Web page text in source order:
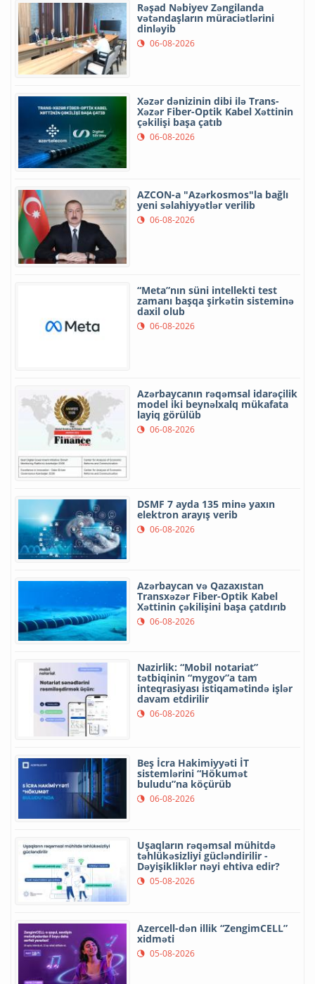
Rəşad Nəbiyev Zəngilanda
vətəndaşların müraciətlərini
dinləyib
06-08-2026
Xəzər dənizinin dibi ilə Trans-
Xəzər Fiber-Optik Kabel Xəttinin
çəkilişi başa çatıb
06-08-2026
AZCON-a "Azərkosmos"la bağlı
yeni səlahiyyətlər verilib
06-08-2026
“Meta”nın süni intellekti test
zamanı başqa şirkətin sisteminə
daxil olub
06-08-2026
Azərbaycanın rəqəmsal idarəçilik
model iki beynəlxalq mükafata
layiq görülüb
06-08-2026
DSMF 7 ayda 135 minə yaxın
elektron arayış verib
06-08-2026
Azərbaycan və Qazaxıstan
Transxəzər Fiber-Optik Kabel
Xəttinin çəkilişini başa çatdırıb
06-08-2026
Nazirlik: “Mobil notariat”
tətbiqinin “mygov”a tam
inteqrasiyası istiqamətində işlər
davam etdirilir
06-08-2026
Beş İcra Hakimiyyəti İT
sistemlərini “Hökumət
buludu”na köçürüb
06-08-2026
Uşaqların rəqəmsal mühitdə
təhlükəsizliyi gücləndirilir -
Dəyişikliklər nəyi ehtiva edir?
05-08-2026
Azercell-dən illik “ZengimCELL”
xidməti
05-08-2026